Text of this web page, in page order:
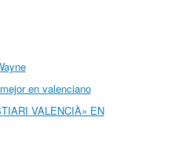
en valenciano
VALENCIÀ» EN